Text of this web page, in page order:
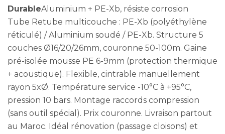
DurableAluminium + PE-Xb, résiste corrosion
Tube Retube multicouche : PE-Xb (polyéthylène
réticulé) / Aluminium soudé / PE-Xb. Structure 5
couches Ø16/20/26mm, couronne 50-100m. Gaine
pré-isolée mousse PE 6-9mm (protection thermique
+ acoustique). Flexible, cintrable manuellement
rayon 5xØ. Température service -10°C à +95°C,
pression 10 bars. Montage raccords compression
(sans outil spécial). Prix couronne. Livraison partout
au Maroc. Idéal rénovation (passage cloisons) et